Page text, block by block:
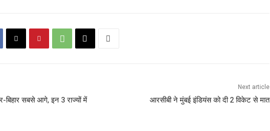
बिहार सबसे आगे, इन 3 राज्यों में
Next article
आरसीबी ने मुंबई इंडियंस को दी 2 विकेट से मात